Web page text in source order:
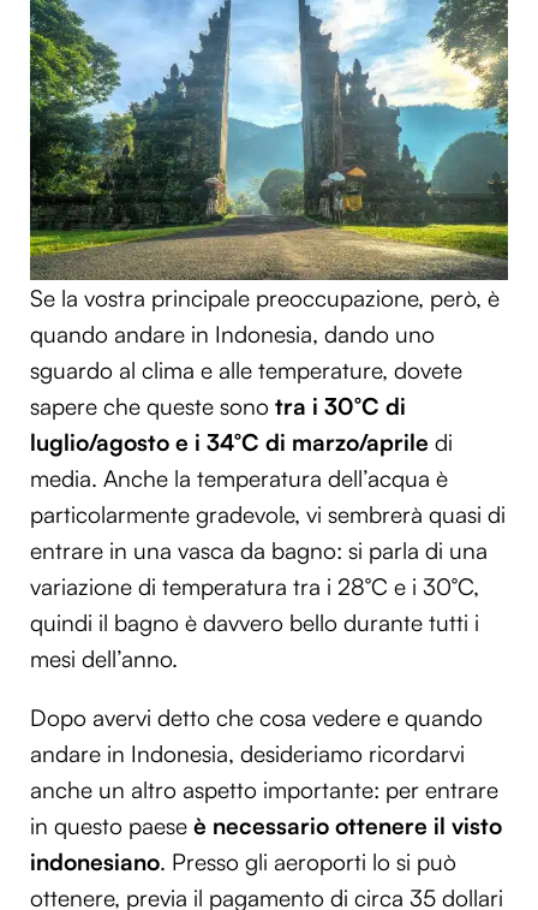
Se la vostra principale preoccupazione, però, è
quando andare in Indonesia, dando uno
sguardo al clima e alle temperature, dovete
sapere che queste sono tra i 30°C di
luglio/agosto e i 34°C di marzo/aprile di
media. Anche la temperatura dell’acqua è
particolarmente gradevole, vi sembrerà quasi di
entrare in una vasca da bagno: si parla di una
variazione di temperatura tra i 28°C e i 30°C,
quindi il bagno è davvero bello durante tutti i
mesi dell’anno.
Dopo avervi detto che cosa vedere e quando
andare in Indonesia, desideriamo ricordarvi
anche un altro aspetto importante: per entrare
in questo paese è necessario ottenere il visto
indonesiano. Presso gli aeroporti lo si può
ottenere, previa il pagamento di circa 35 dollari